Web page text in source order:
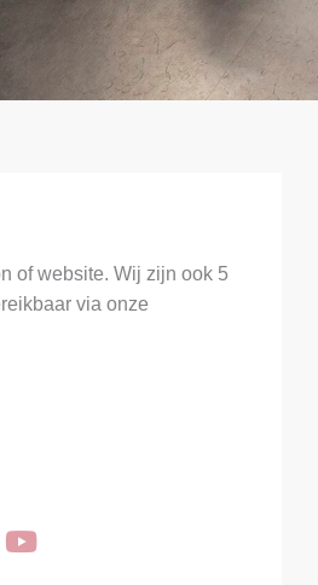
of website. Wij zijn ook 5
via onze